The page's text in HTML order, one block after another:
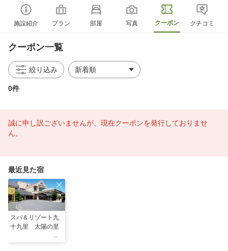
施設紹介 プラン 部屋 写真 クーポン クチコミ
クーポン一覧
絞り込み
0件
誠に申し訳ございませんが、現在クーポンを発行しておりませ
ん。
最近見た宿
スパ＆リゾート九
十九里 太陽の里